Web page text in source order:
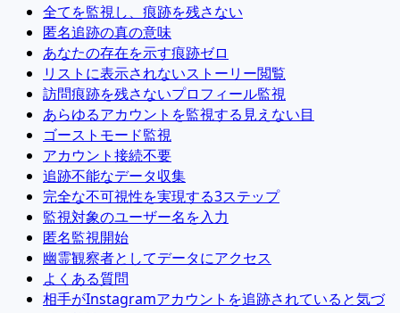
全てを監視し、痕跡を残さない
匿名追跡の真の意味
あなたの存在を示す痕跡ゼロ
リストに表示されないストーリー閲覧
訪問痕跡を残さないプロフィール監視
あらゆるアカウントを監視する見えない目
ゴーストモード監視
アカウント接続不要
追跡不能なデータ収集
完全な不可視性を実現する3ステップ
監視対象のユーザー名を入力
匿名監視開始
幽霊観察者としてデータにアクセス
よくある質問
相手がInstagramアカウントを追跡されていると気づ